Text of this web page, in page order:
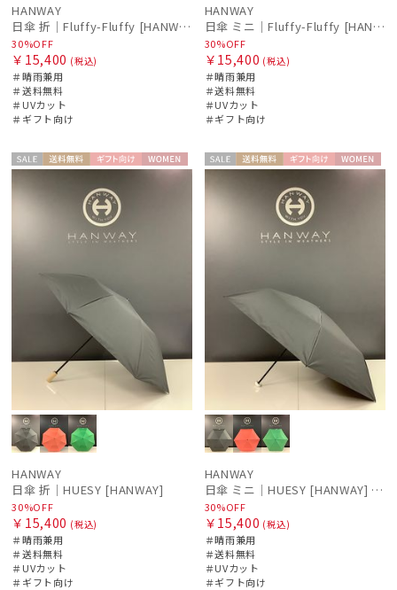
HANWAY
日傘 折｜Fluffy-Fluffy [HANWAY]
30%OFF
￥15,400 (税込)
＃晴雨兼用
＃送料無料
＃UVカット
＃ギフト向け
HANWAY
日傘 ミニ｜Fluffy-Fluffy [HANWAY]
30%OFF
￥15,400 (税込)
＃晴雨兼用
＃送料無料
＃UVカット
＃ギフト向け
セー
ル
送料無 ギフト
向け
WOME
HANWAY
日傘 折｜HUESY [HANWAY]
30%OFF
￥15,400 (税込)
＃晴雨兼用
＃送料無料
＃UVカット
＃ギフト向け
セー
ル
送料無 ギフト
向け
WOME
HANWAY
日傘 ミニ｜HUESY [HANWAY] @yucca.mmm様ご紹介アイテム
30%OFF
￥15,400 (税込)
＃晴雨兼用
＃送料無料
＃UVカット
＃ギフト向け